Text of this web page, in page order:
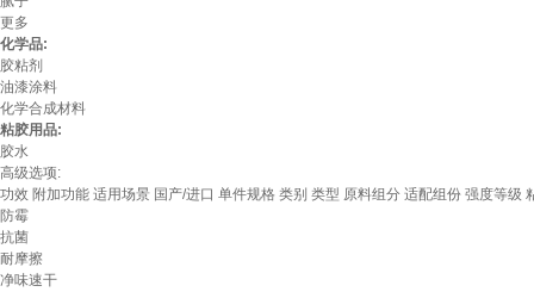
更多
化学品:
胶粘剂
油漆涂料
化学合成材料
粘胶用品:
胶水
高级选项:
功效 附加功能 适用场景 国产/进口 单件规格 类别 类型 原料组分 适配组份 强度等级
防霉
抗菌
耐摩擦
净味速干